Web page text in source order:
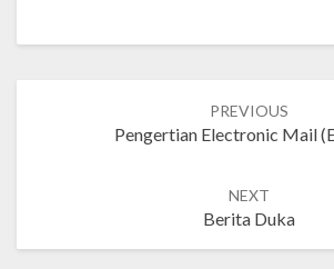
PREVIOUS
Pengertian Electronic Mail
NEXT
Berita Duka